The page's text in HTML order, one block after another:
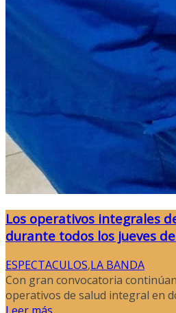
Los operativos integrales
durante todos los jueves
ESPECTACULOS,LA BANDA
Con gran convocatoria
operativos de salud integral en